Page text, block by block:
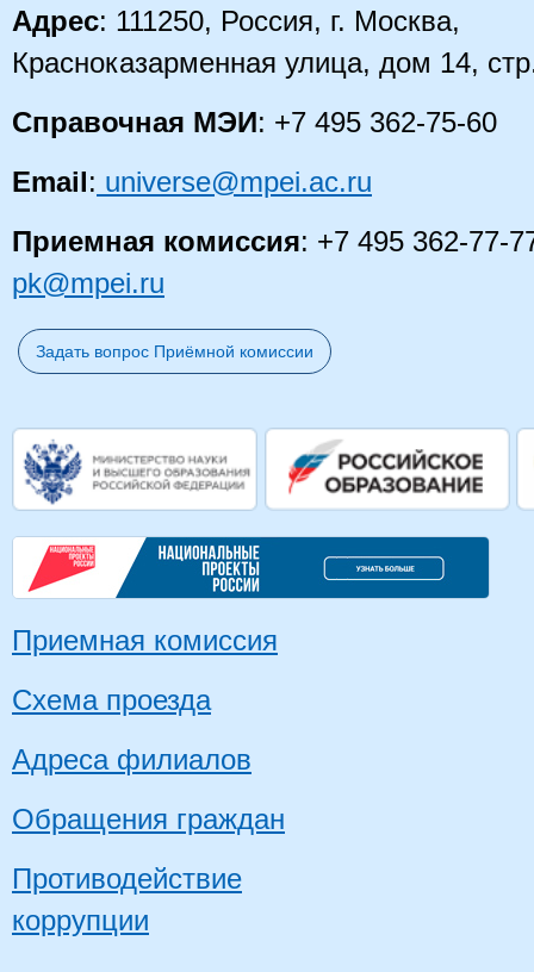
Адрес: 111250, Россия, г. Москва,
Красноказарменная улица, дом 14,
Справочная МЭИ: +7 495 362-75-60
Email: universe@mpei.ac.ru
Приемная комиссия: +7 495 362-77-
pk@mpei.ru
Задать вопрос Приёмной комиссии
Приемная комиссия
Схема проезда
Адреса филиалов
Обращения граждан
Противодействие
коррупции